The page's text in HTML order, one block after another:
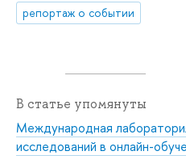
репортаж о событии
В статье упомянуты
Международная
исследований в онлайн-